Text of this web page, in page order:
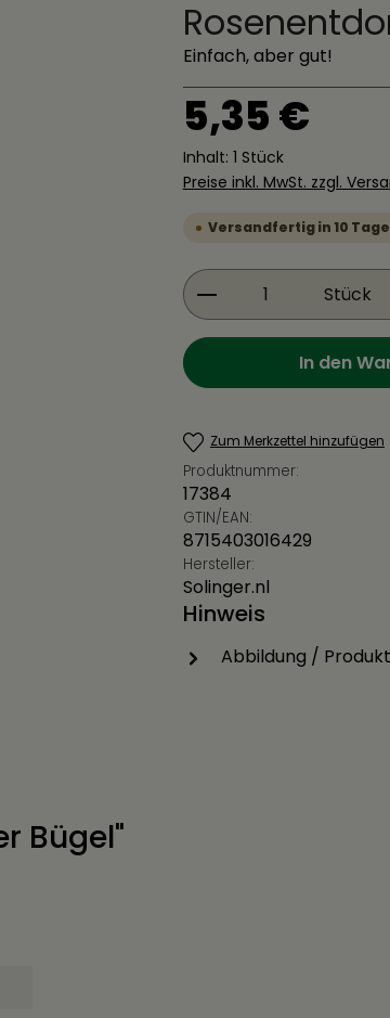
Einfach, aber gut!
Regulärer Preis:
5,35 €
Inhalt: 1 Stück
Preise inkl. MwSt. zzgl.
Versandfertig in 10
Produkt Stück
In den
Zum Merkzettel hinzufügen
Produktnummer:
17384
GTIN/EAN:
8715403016429
Hersteller:
Solinger.nl
Hinweis
Abbildung /
Bügel"